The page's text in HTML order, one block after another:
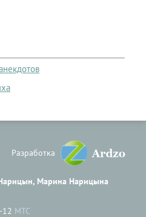
Разработка
Марина Нарицына
МТС